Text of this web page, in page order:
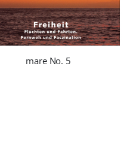
mare No. 5